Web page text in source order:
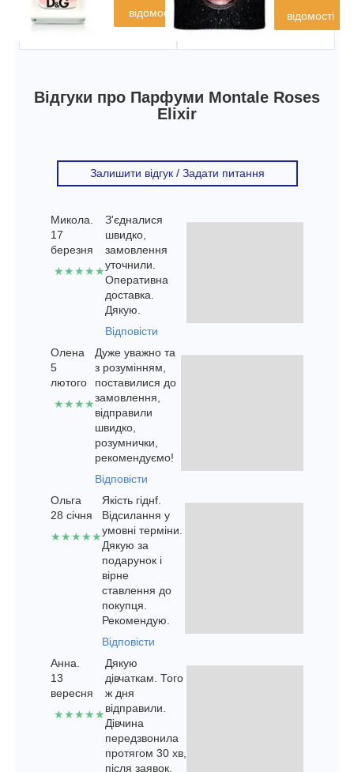
відомості відомості
Відгуки про Парфуми Montale Roses
Elixir
Залишити відгук / Задати питання
Микола.
17
березня
★★★★★
З'єдналися
швидко,
замовлення
уточнили.
Оперативна
доставка.
Дякую.
Відповісти
Олена
5
лютого
★★★★
Дуже уважно та
з розумінням,
поставилися до
замовлення,
відправили
швидко,
розумнички,
рекомендуємо!
Відповісти
Ольга
28 січня
★★★★★
Якість гіднf.
Відсилання у
умовні терміни.
Дякую за
подарунок і
вірне
ставлення до
покупця.
Рекомендую.
Відповісти
Анна.
13
вересня
★★★★★
Дякую
дівчаткам. Того
ж дня
відправили.
Дівчина
передзвонила
протягом 30 хв,
після заявок.